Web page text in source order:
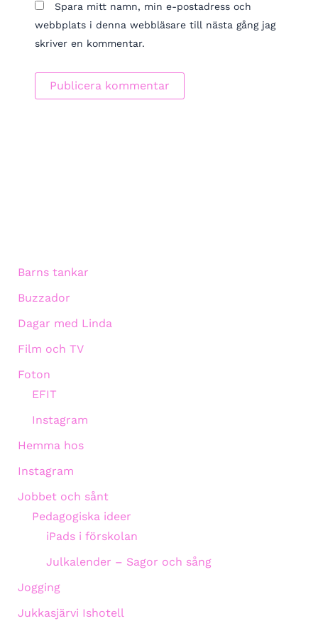
Spara mitt namn, min e-postadress och
webbplats i denna webbläsare till nästa gång jag
skriver en kommentar.
Barns tankar
Buzzador
Dagar med Linda
Film och TV
Foton
EFIT
Instagram
Hemma hos
Instagram
Jobbet och sånt
Pedagogiska ideer
iPads i förskolan
Julkalender – Sagor och sång
Jogging
Jukkasjärvi Ishotell